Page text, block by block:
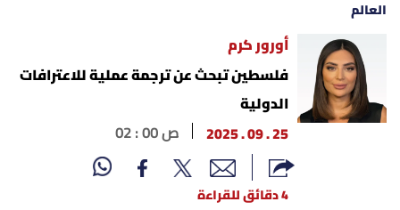
إقرأ الجريدة
لبنان
العالم
أورور كرم
فلسطين تبحث عن ترجمة عملية للاعترافات
الدولية
25 . 09 . 2025
02 : 00 ص
4 دقائق للقراءة